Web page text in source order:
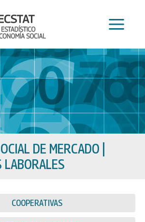
DE MERCADO
LABORALES
COOPERATIVAS